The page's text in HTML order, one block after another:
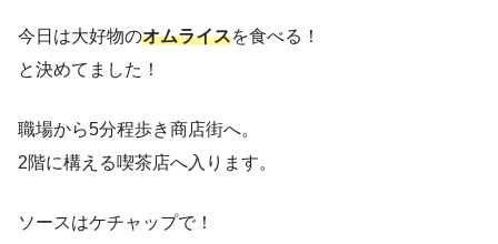
今日は大好物のオムライスを食べる！
と決めてました！
職場から5分程歩き商店街へ。
2階に構える喫茶店へ入ります。
ソースはケチャップで！